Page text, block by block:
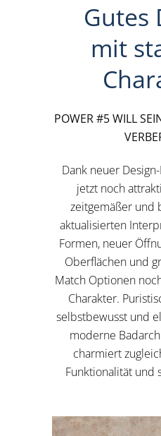
Gutes
mit
POWER #5 WILL
Dank neuer
jetzt noch
zeitgemäßer und
aktualisierten
Formen, neuer
Oberflächen und
Match Optionen
Charakter.
selbstbewusst und
moderne
charmiert
Funktionalität und